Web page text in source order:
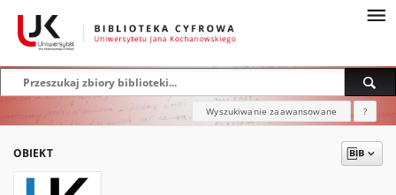
Wyszukiwanie zaawansowane ?
OBIEKT